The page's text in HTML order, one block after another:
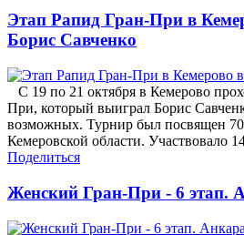
Этап Рапид Гран-При в
Борис Савченко
С 19 по 21 октября в Кемерово
При, который выиграл Борис
возможных. Турнир был посвящен
Кемеровской области. Участвовало
Поделиться
Женский Гран-При - 6 этап.